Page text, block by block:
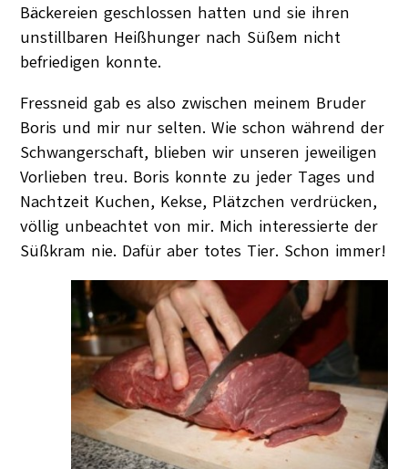
Bäckereien geschlossen hatten und sie ihren
unstillbaren Heißhunger nach Süßem nicht
befriedigen konnte.
Fressneid gab es also zwischen meinem Bruder
Boris und mir nur selten. Wie schon während der
Schwangerschaft, blieben wir unseren jeweiligen
Vorlieben treu. Boris konnte zu jeder Tages und
Nachtzeit Kuchen, Kekse, Plätzchen verdrücken,
völlig unbeachtet von mir. Mich interessierte der
Süßkram nie. Dafür aber totes Tier. Schon immer!